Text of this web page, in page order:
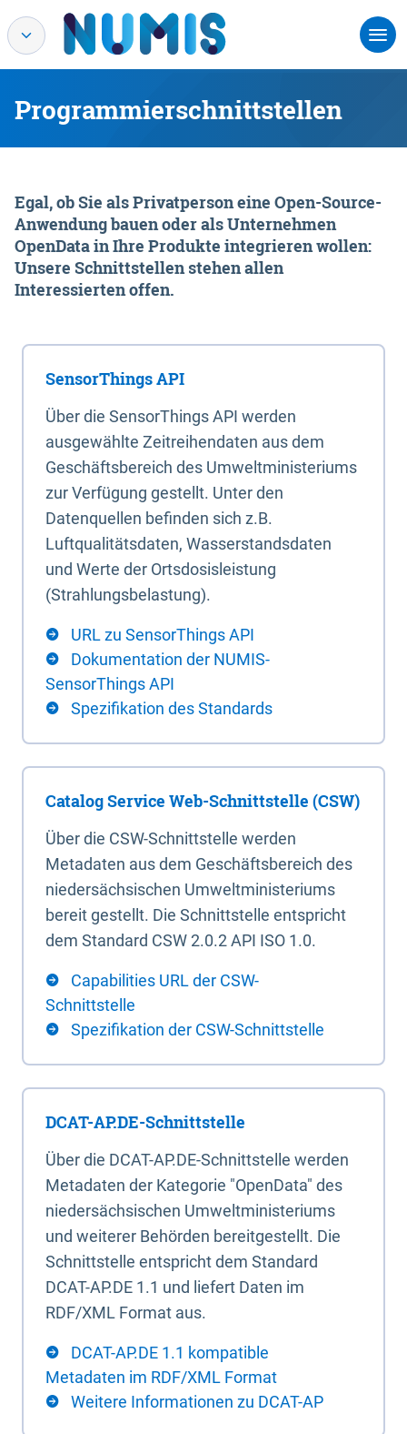
Programmierschnittstellen
Egal, ob Sie als Privatperson eine Open-Source-
Anwendung bauen oder als Unternehmen
OpenData in Ihre Produkte integrieren wollen:
Unsere Schnittstellen stehen allen
Interessierten offen.
SensorThings API
Über die SensorThings API werden
ausgewählte Zeitreihendaten aus dem
Geschäftsbereich des Umweltministeriums
zur Verfügung gestellt. Unter den
Datenquellen befinden sich z.B.
Luftqualitätsdaten, Wasserstandsdaten
und Werte der Ortsdosisleistung
(Strahlungsbelastung).
URL zu SensorThings API
Dokumentation der NUMIS-
SensorThings API
Spezifikation des Standards
Catalog Service Web-Schnittstelle (CSW)
Über die CSW-Schnittstelle werden
Metadaten aus dem Geschäftsbereich des
niedersächsischen Umweltministeriums
bereit gestellt. Die Schnittstelle entspricht
dem Standard CSW 2.0.2 API ISO 1.0.
Capabilities URL der CSW-
Schnittstelle
Spezifikation der CSW-Schnittstelle
DCAT-AP.DE-Schnittstelle
Über die DCAT-AP.DE-Schnittstelle werden
Metadaten der Kategorie "OpenData" des
niedersächsischen Umweltministeriums
und weiterer Behörden bereitgestellt. Die
Schnittstelle entspricht dem Standard
DCAT-AP.DE 1.1 und liefert Daten im
RDF/XML Format aus.
DCAT-AP.DE 1.1 kompatible
Metadaten im RDF/XML Format
Weitere Informationen zu DCAT-AP